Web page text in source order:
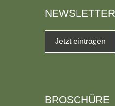
NEWSLETTER
Jetzt eintragen
BROSCHÜRE